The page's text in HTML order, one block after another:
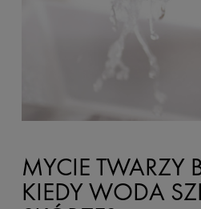
MYCIE TWARZY
KIEDY WODA